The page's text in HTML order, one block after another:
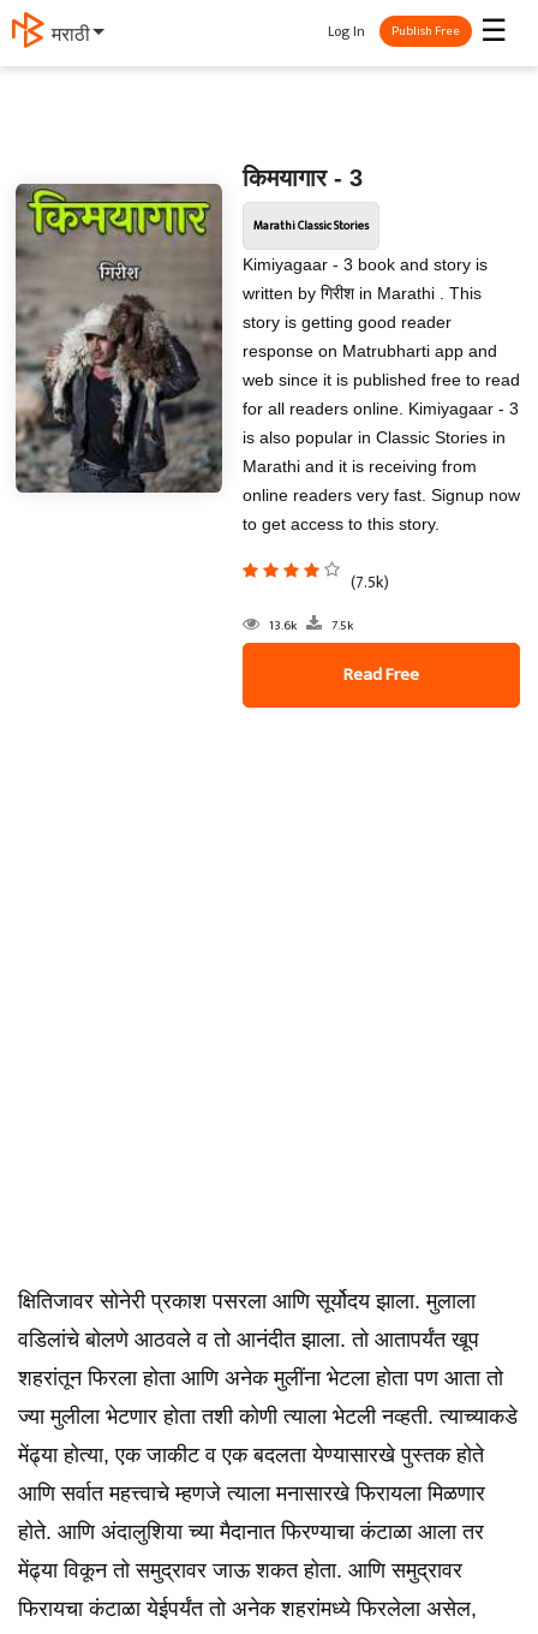
मराठी ☰
Log In Publish Free
किमयागार - 3
Marathi Classic Stories
Kimiyagaar - 3 book and story is
written by गिरीश in Marathi . This
story is getting good reader
response on Matrubharti app and
web since it is published free to read
for all readers online. Kimiyagaar - 3
is also popular in Classic Stories in
Marathi and it is receiving from
online readers very fast. Signup now
to get access to this story.
(7.5k)
13.6k 7.5k
Read Free
क्षितिजावर सोनेरी प्रकाश पसरला आणि सूर्योदय झाला. मुलाला
वडिलांचे बोलणे आठवले व तो आनंदीत झाला. तो आतापर्यंत खूप
शहरांतून फिरला होता आणि अनेक मुलींना भेटला होता पण आता तो
ज्या मुलीला भेटणार होता तशी कोणी त्याला भेटली नव्हती.‌ त्याच्याकडे
मेंढ्या होत्या, एक जाकीट व एक बदलता येण्यासारखे पुस्तक होते
आणि सर्वात महत्त्वाचे म्हणजे त्याला मनासारखे फिरायला मिळणार
होते. आणि अंदालुशिया च्या मैदानात फिरण्याचा कंटाळा आला तर
मेंढ्या विकून तो समुद्रावर जाऊ शकत होता. आणि समुद्रावर
फिरायचा कंटाळा येईपर्यंत तो अनेक शहरांमध्ये फिरलेला असेल,